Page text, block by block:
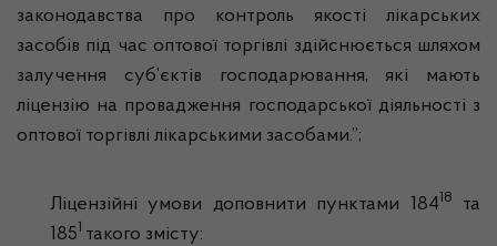
законодавства про контроль якості лікарських
засобів під час оптової торгівлі здійснюється шляхом
залучення суб’єктів господарювання, які мають
ліцензію на провадження господарської діяльності з
оптової торгівлі лікарськими засобами.”;
Ліцензійні умови доповнити пунктами 184 18
та
185 такого змісту: